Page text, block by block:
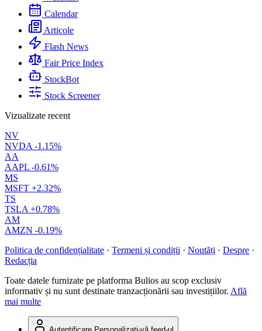
Calendar
Articole
Flash News
Fair Price Index
StockBot
Stock Screener
Vizualizate recent
NV
NVDA -1.15%
AA
AAPL -0.61%
MS
MSFT +2.32%
TS
TSLA +0.78%
AM
AMZN -0.19%
Politica de confidențialitate · Termeni și condiții · Noutăți · Despre ·
Redacția
Toate datele furnizate pe platforma Bulios au scop exclusiv
informativ și nu sunt destinate tranzacționării sau investițiilor. Află
mai multe